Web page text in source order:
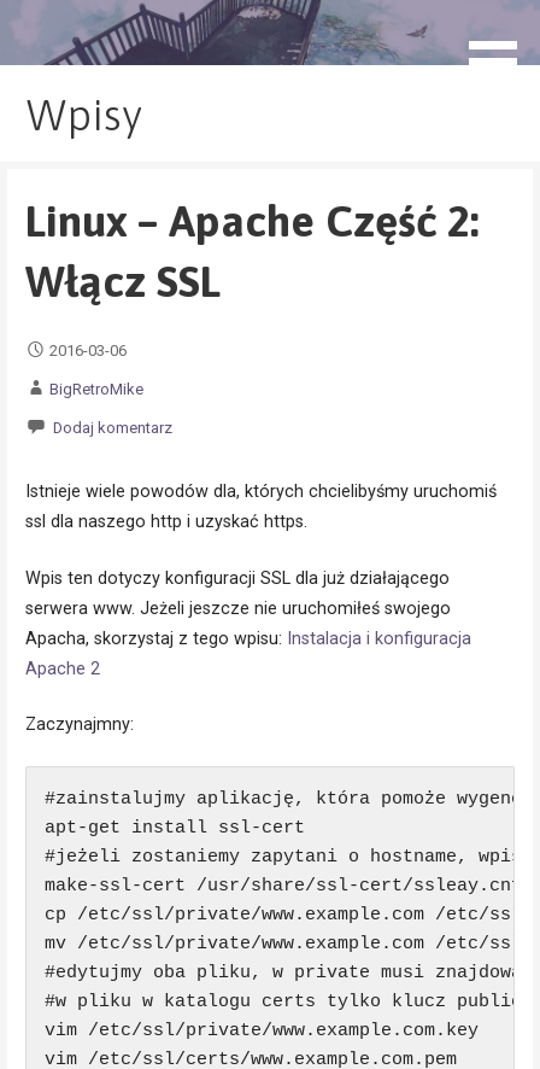
blog.monogatari.pl
Wpisy
Linux – Apache Część 2:
Włącz SSL
2016-03-06
BigRetroMike
Dodaj komentarz
Istnieje wiele powodów dla, których chcielibyśmy uruchomiś
ssl dla naszego http i uzyskać https.
Wpis ten dotyczy konfiguracji SSL dla już działającego
serwera www. Jeżeli jeszcze nie uruchomiłeś swojego
Apacha, skorzystaj z tego wpisu: Instalacja i konfiguracja
Apache 2
Zaczynajmny:
#zainstalujmy aplikację, która pomoże
apt-get install ssl-cert
#jeżeli zostaniemy zapytani o hostname,
make-ssl-cert /usr/share/ssl-cert/ssleay.cnf /
cp /etc/ssl/private/www.example.com /etc/ssl/
mv /etc/ssl/private/www.example.com /etc/ssl/
#edytujmy oba pliku, w private musi
#w pliku w katalogu certs tylko klucz
vim /etc/ssl/private/www.example.com.key
vim /etc/ssl/certs/www.example.com.pem